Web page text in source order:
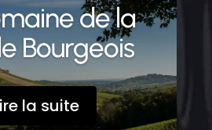
de la
Bourgeois
la suite